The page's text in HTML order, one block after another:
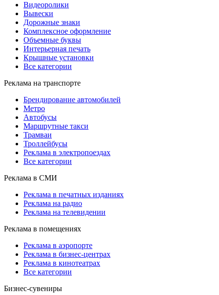
Видеоролики
Вывески
Дорожные знаки
Комплексное оформление
Объемные буквы
Интерьерная печать
Крышные установки
Все категории
Реклама на транспорте
Брендирование автомобилей
Метро
Автобусы
Маршрутные такси
Трамваи
Троллейбусы
Реклама в электропоездах
Все категории
Реклама в СМИ
Реклама в печатных изданиях
Реклама на радио
Реклама на телевидении
Реклама в помещениях
Реклама в аэропорте
Реклама в бизнес-центрах
Реклама в кинотеатрах
Все категории
Бизнес-сувениры